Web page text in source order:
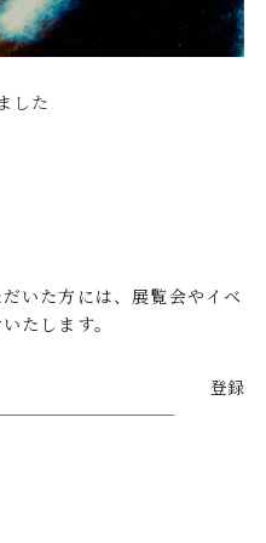
した
いた方には、展覧会やイベ
たします。
登録